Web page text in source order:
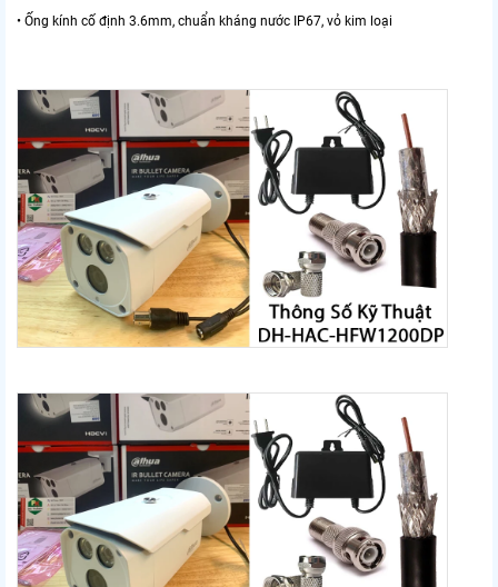
• Ống kính cố định 3.6mm, chuẩn kháng nước IP67, vỏ kim loại